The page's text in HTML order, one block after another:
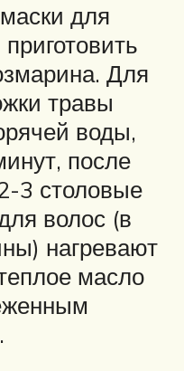
для
Для
травы
воды,
после
3 столовые
волос (в
нагревают
масло